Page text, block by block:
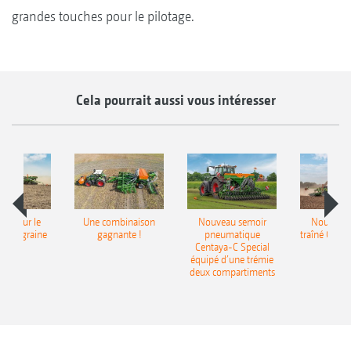
grandes touches pour le pilotage.
Cela pourrait aussi vous intéresser
pour le
Une combinaison
gagnante !
Nouveau semoir
pneumatique
Centaya-C Special
équipé d’une trémie
deux compartiments
traîné